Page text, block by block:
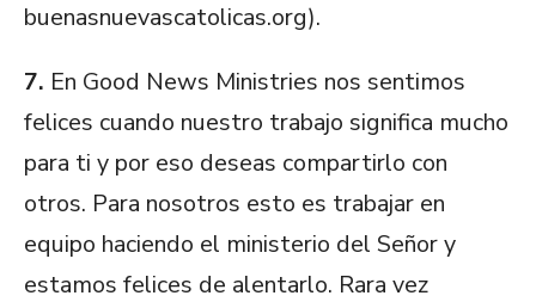
buenasnuevascatolicas.org).
7. En Good News Ministries nos sentimos
felices cuando nuestro trabajo significa mucho
para ti y por eso deseas compartirlo con
otros. Para nosotros esto es trabajar en
equipo haciendo el ministerio del Señor y
estamos felices de alentarlo. Rara vez